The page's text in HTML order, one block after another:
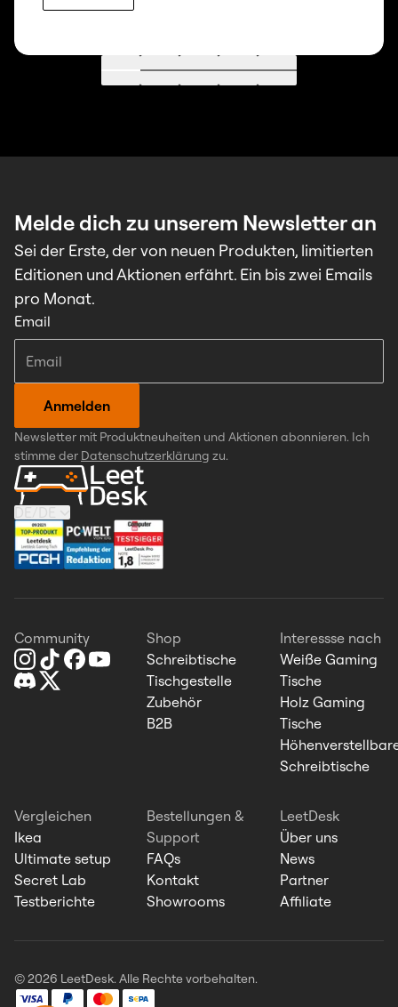
Gehe zu 1Gehe zu 2Gehe zu 3Gehe zu 4Gehe zu 5
Melde dich zu unserem Newsletter an
Sei der Erste, der von neuen Produkten, limitierten
Editionen und Aktionen erfährt. Ein bis zwei Emails
pro Monat.
Email
Anmelden
Newsletter mit Produktneuheiten und Aktionen abonnieren. Ich
stimme der Datenschutzerklärung zu.
DE
Community
Shop
Schreibtische
Tischgestelle
Zubehör
B2B
Interessse nach
Weiße Gaming
Tische
Holz Gaming
Tische
Schreibtische
Vergleichen
Ikea
Ultimate setup
Secret Lab
Testberichte
Bestellungen &
Support
FAQs
Kontakt
Showrooms
LeetDesk
Über uns
News
Partner
Affiliate
© 2026 LeetDesk. Alle Rechte vorbehalten.